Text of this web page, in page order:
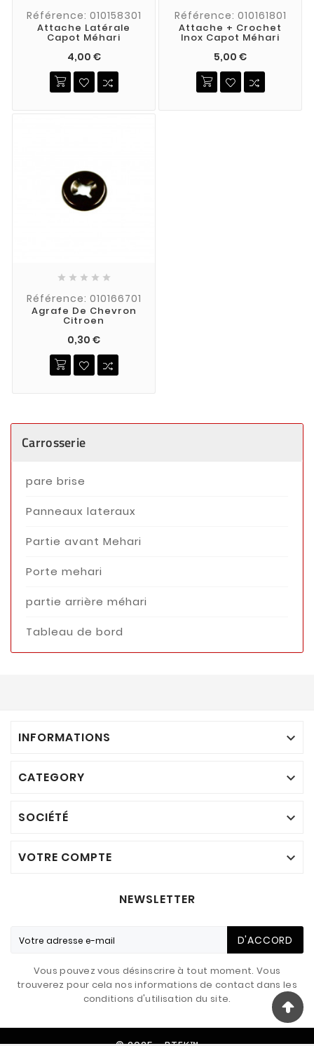
Référence: 010158301
Attache Latérale
Capot Méhari
4,00 €
Référence: 010161801
Attache + Crochet
Inox Capot Méhari
5,00 €
    
Référence: 010166701
Agrafe De Chevron
Citroen
0,30 €
Carrosserie
pare brise
Panneaux lateraux
Partie avant Mehari
Porte mehari
partie arrière méhari
Tableau de bord
INFORMATIONS 
CATEGORY 
SOCIÉTÉ 
VOTRE COMPTE 
NEWSLETTER
D'ACCORD
Vous pouvez vous désinscrire à tout moment. Vous
trouverez pour cela nos informations de contact dans les
conditions d'utilisation du site.